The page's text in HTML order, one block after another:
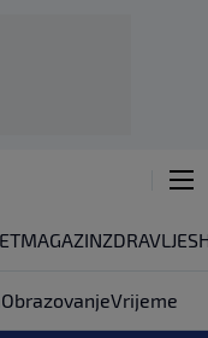
MAGAZINZDRAVLJE
ObrazovanjeVrijeme